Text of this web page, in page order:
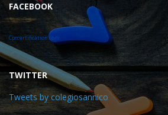
FACEBOOK
Cprcertification.com
TWITTER
Tweets by colegiosannico